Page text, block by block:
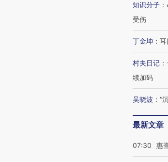
知识分子 ：
受伤
丁金坤 ： 耳
村夫日记 ：
续加码
吴晓波 ： “
最新文章
07:30 惠